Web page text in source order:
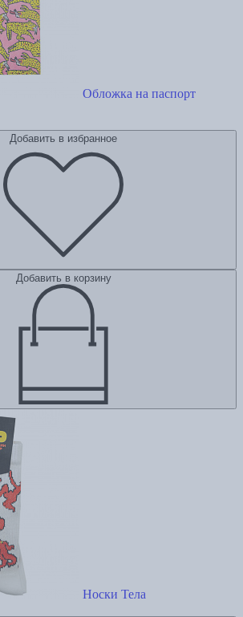
Обложка на паспорт
Добавить в избранное
Добавить в корзину
Носки Тела